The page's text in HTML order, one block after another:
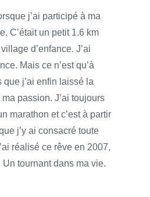
j’ai participé à ma
C’était un petit 1.6 km
d’enfance. J’ai
Mais ce n’est qu’à
que j’ai enfin laissé la
passion. J’ai toujours
marathon et c’est à partir
j’y ai consacré toute
réalisé ce rêve en 2007,
tournant dans ma vie.